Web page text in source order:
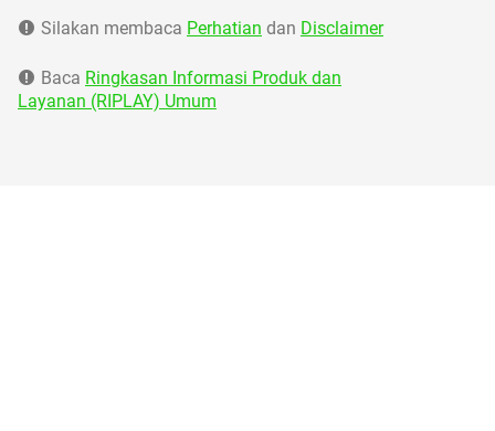
Silakan membaca Perhatian dan Disclaimer
Baca Ringkasan Informasi Produk dan
Layanan (RIPLAY) Umum